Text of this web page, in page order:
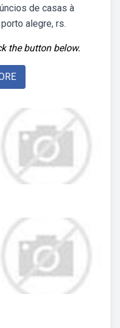
de casas à
alegre, rs.
the button below.